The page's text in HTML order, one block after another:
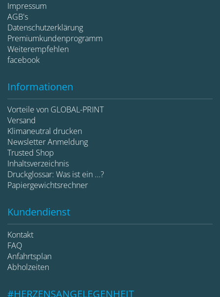
Impressum
AGB's
Datenschutzerklärung
Premiumkundenprogramm
Weiterempfehlen
facebook
Informationen
Vorteile von GLOBAL-PRINT
Versand
Klimaneutral drucken
Newsletter Anmeldung
Trusted Shop
Inhaltsverzeichnis
Druckglossar: Was ist ein ...?
Papiergewichtsrechner
Kundendienst
Kontakt
FAQ
Anfahrtsplan
Abholzeiten
#HERZENSANGELEGENHEIT